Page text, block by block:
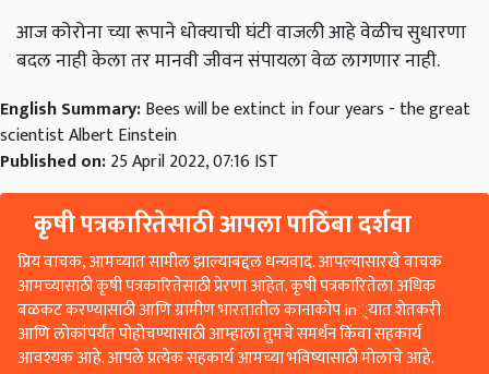
आज कोरोना च्या रूपाने धोक्याची घंटी वाजली आहे वेळीच सुधारणा
बदल नाही केला तर मानवी जीवन संपायला वेळ लागणार नाही.
English Summary:Bees will be extinct in four years - the great
scientist Albert Einstein
Published on:25 April 2022, 07:16 IST
कृषी पत्रकारितेसाठी आपला पाठिंबा दर्शवा
प्रिय वाचक, आमच्यात सामील झाल्याबद्दल धन्यवाद. आपल्यासारखे वाचक
आमच्यासाठी कृषी पत्रकारितेसाठी प्रेरणा आहेत. कृषी पत्रकारितेला अधिक
बळकट करण्यासाठी आणि ग्रामीण भारतातील कानाकोप in्यात शेतकरी
आणि लोकांपर्यंत पोहोचण्यासाठी आम्हाला तुमचे समर्थन किंवा सहकार्य
आवश्यक आहे. आपले प्रत्येक सहकार्य आमच्या भविष्यासाठी मोलाचे आहे.